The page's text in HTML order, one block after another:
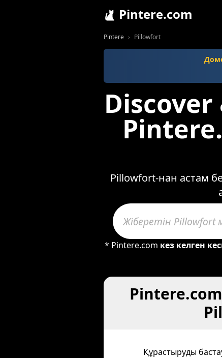
Pintere.com
Pintere Pillowfort
Pillowfort-нан астам
* Pintere.com кез келген
Құрастыруды